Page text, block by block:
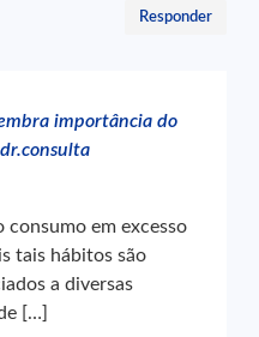
Responder
importância do
em excesso
tais hábitos são
a diversas
[…]